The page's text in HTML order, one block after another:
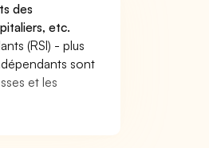
des
etc.
(RSI) - plus
sont
et les